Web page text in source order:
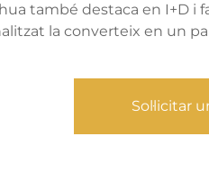
també destaca en I+D
la converteix en un
Sol·licitar